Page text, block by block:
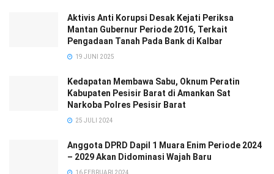
Aktivis Anti Korupsi Desak Kejati Periksa
Mantan Gubernur Periode 2016, Terkait
Pengadaan Tanah Pada Bank di Kalbar
19 JUNI 2025
Kedapatan Membawa Sabu, Oknum Peratin
Kabupaten Pesisir Barat di Amankan Sat
Narkoba Polres Pesisir Barat
25 JULI 2024
Anggota DPRD Dapil 1 Muara Enim Periode 2024
– 2029 Akan Didominasi Wajah Baru
16 FEBRUARI 2024